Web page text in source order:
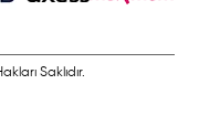
Saklıdır.